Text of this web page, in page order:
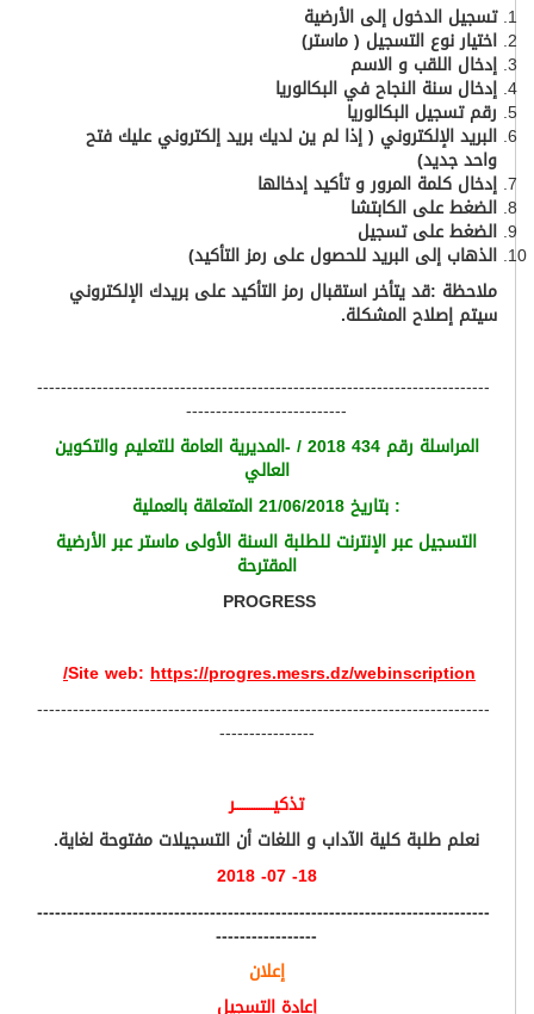
تسجيل الدخول إلى الأرضية
اختيار نوع التسجيل ( ماستر)
إدخال اللقب و الاسم
إدخال سنة النجاح في البكالوريا
رقم تسجيل البكالوريا
البريد الإلكتروني ( إذا لم ين لديك بريد إلكتروني عليك فتح
واحد جديد)
إدخال كلمة المرور و تأكيد إدخالها
الضغط على الكابتشا
الضغط على تسجيل
الذهاب إلى البريد للحصول على رمز التأكيد)
ملاحظة :قد يتأخر استقبال رمز التأكيد على بريدك الإلكتروني
سيتم إصلاح المشكلة.
----------------------------------------------------------------------------
---------------------------
المراسلة رقم 434 2018 / -المديرية العامة للتعليم والتكوين
العالي
: بتاريخ 21/06/2018 المتعلقة بالعملية
التسجيل عبر الإنترنت للطلبة السنة الأولى ماستر عبر الأرضية
المقترحة
PROGRESS
Site web: https://progres.mesrs.dz/webinscription/
----------------------------------------------------------------------------
----------------
تذكيــــــــــــــــر
نعلم طلبة كلية الآداب و اللغات أن التسجيلات مفتوحة لغاية.
18- 07- 2018
----------------------------------------------------------------------------
-----------------
إعلان
إعادة التسجيل